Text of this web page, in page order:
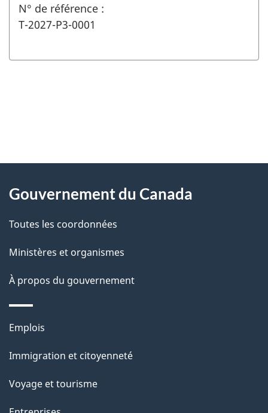
N° de référence :
T-2027-P3-0001
D
t
a
l
s
l
a
a
propos
ce
site
Gouvernement du Canada
Toutes les coordonnées
Ministères et organismes
À propos du gouvernement
Thèmes
sujets
Emplois
Immigration et citoyenneté
Voyage et tourisme